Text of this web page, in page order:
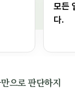
모든
다.
으로 판단하지